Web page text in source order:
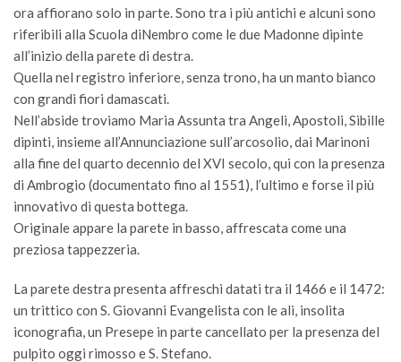
ora affiorano solo in parte. Sono tra i più antichi e alcuni sono
riferibili alla Scuola diNembro come le due Madonne dipinte
all’inizio della parete di destra.
Quella nel registro inferiore, senza trono, ha un manto bianco
con grandi fiori damascati.
Nell’abside troviamo Maria Assunta tra Angeli, Apostoli, Sibille
dipinti, insieme all’Annunciazione sull’arcosolio, dai Marinoni
alla fine del quarto decennio del XVI secolo, qui con la presenza
di Ambrogio (documentato fino al 1551), l’ultimo e forse il più
innovativo di questa bottega.
Originale appare la parete in basso, affrescata come una
preziosa tappezzeria.
La parete destra presenta affreschi datati tra il 1466 e il 1472:
un trittico con S. Giovanni Evangelista con le ali, insolita
iconografia, un Presepe in parte cancellato per la presenza del
pulpito oggi rimosso e S. Stefano.